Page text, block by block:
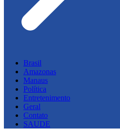
Brasil
Amazonas
Manaus
Política
Entretenimento
Geral
Contato
SAUDE